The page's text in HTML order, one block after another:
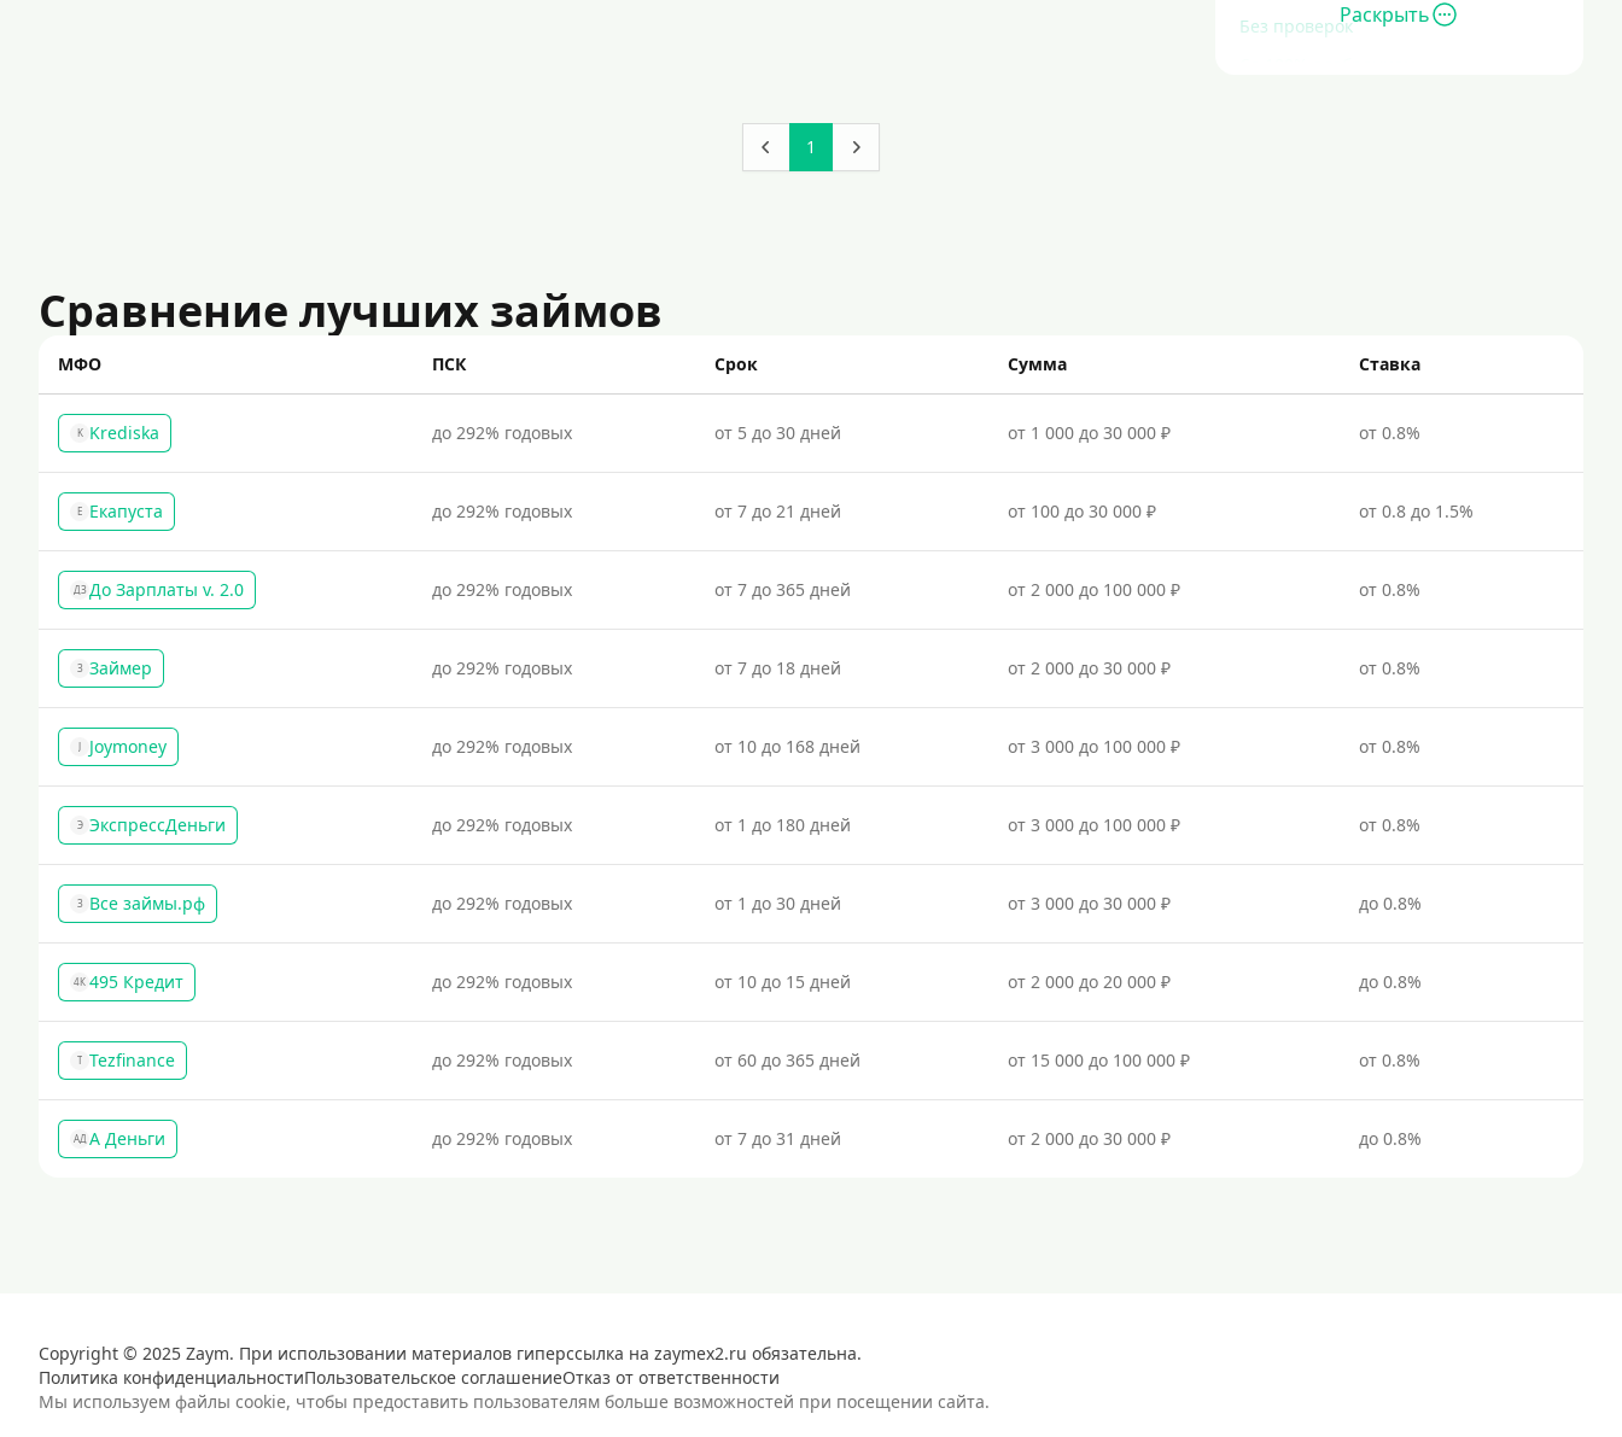
Без проверокРаскрыть
1
Сравнение лучших займов
МФО ПСК Срок Сумма Ставка
K Krediska до 292% годовых от 5 до 30 дней от 1 000 до 30 000 ₽ от 0.8%
Е Екапуста до 292% годовых от 7 до 21 дней от 100 до 30 000 ₽ от 0.8 до 1.5%
ДЗ До Зарплаты v. 2.0 до 292% годовых от 7 до 365 дней от 2 000 до 100 000 ₽ от 0.8%
З Займер до 292% годовых от 7 до 18 дней от 2 000 до 30 000 ₽ от 0.8%
J Joymoney до 292% годовых от 10 до 168 дней от 3 000 до 100 000 ₽ от 0.8%
Э ЭкспрессДеньги до 292% годовых от 1 до 180 дней от 3 000 до 100 000 ₽ от 0.8%
З Все займы.рф до 292% годовых от 1 до 30 дней от 3 000 до 30 000 ₽ до 0.8%
4К 495 Кредит до 292% годовых от 10 до 15 дней от 2 000 до 20 000 ₽ до 0.8%
T Tezfinance до 292% годовых от 60 до 365 дней от 15 000 до 100 000 ₽ от 0.8%
АД А Деньги до 292% годовых от 7 до 31 дней от 2 000 до 30 000 ₽ до 0.8%
Copyright © 2025 Zaym. При использовании материалов гиперссылка на zaymex2.ru обязательна.
Политика конфиденциальностиПользовательское соглашениеОтказ от ответственности
Мы используем файлы cookie, чтобы предоставить пользователям больше возможностей при посещении сайта.